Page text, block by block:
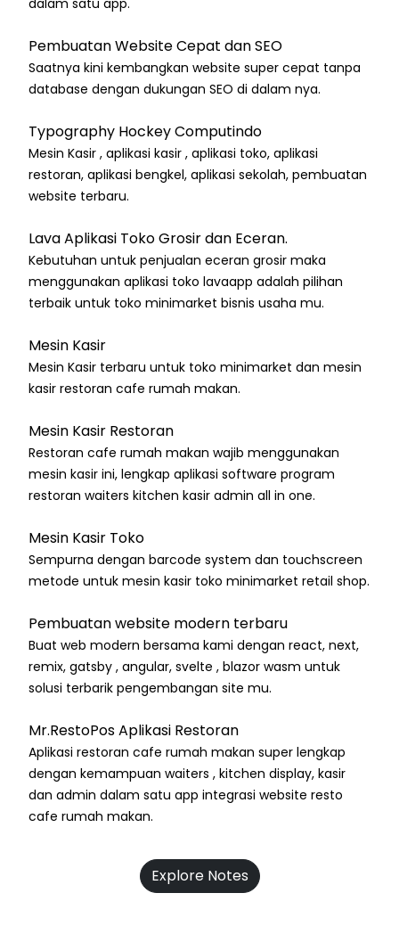
dalam satu app.
Pembuatan Website Cepat dan SEO
Saatnya kini kembangkan website super cepat tanpa
database dengan dukungan SEO di dalam nya.
Typography Hockey Computindo
Mesin Kasir , aplikasi kasir , aplikasi toko, aplikasi
restoran, aplikasi bengkel, aplikasi sekolah, pembuatan
website terbaru.
Lava Aplikasi Toko Grosir dan Eceran.
Kebutuhan untuk penjualan eceran grosir maka
menggunakan aplikasi toko lavaapp adalah pilihan
terbaik untuk toko minimarket bisnis usaha mu.
Mesin Kasir
Mesin Kasir terbaru untuk toko minimarket dan mesin
kasir restoran cafe rumah makan.
Mesin Kasir Restoran
Restoran cafe rumah makan wajib menggunakan
mesin kasir ini, lengkap aplikasi software program
restoran waiters kitchen kasir admin all in one.
Mesin Kasir Toko
Sempurna dengan barcode system dan touchscreen
metode untuk mesin kasir toko minimarket retail shop.
Pembuatan website modern terbaru
Buat web modern bersama kami dengan react, next,
remix, gatsby , angular, svelte , blazor wasm untuk
solusi terbarik pengembangan site mu.
Mr.RestoPos Aplikasi Restoran
Aplikasi restoran cafe rumah makan super lengkap
dengan kemampuan waiters , kitchen display, kasir
dan admin dalam satu app integrasi website resto
cafe rumah makan.
Explore Notes